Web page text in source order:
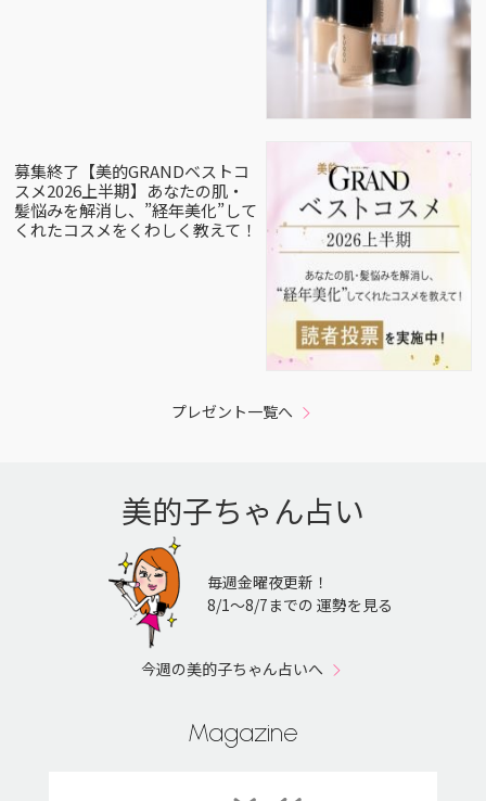
募集終了【美的GRANDベストコ
スメ2026上半期】あなたの肌・
髪悩みを解消し、”経年美化”して
くれたコスメをくわしく教えて！
プレゼント一覧へ
美的子ちゃん占い
毎週金曜夜更新！
8/1〜8/7までの 運勢を見る
今週の美的子ちゃん占いへ
Magazine